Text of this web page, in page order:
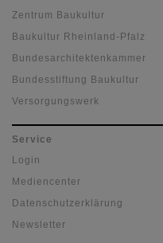
Zentrum Baukultur
Baukultur Rheinland-Pfalz
Bundesarchitektenkammer
Bundesstiftung Baukultur
Versorgungswerk
Service
Login
Mediencenter
Datenschutzerklärung
Newsletter